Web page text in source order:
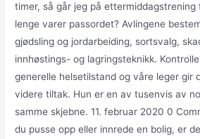
timer, så går jeg på ettermiddagstrening
lenge varer passordet? Avlingene
gjødsling og jordarbeiding, sortsvalg,
innhøstings- og lagringsteknikk.
generelle helsetilstand og våre leger gir
videre tiltak. Hun er en av tusenvis av
samme skjebne. 11. februar 2020 0
du pusse opp eller innrede en bolig, er